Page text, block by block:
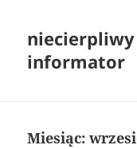
informator
Miesiąc: